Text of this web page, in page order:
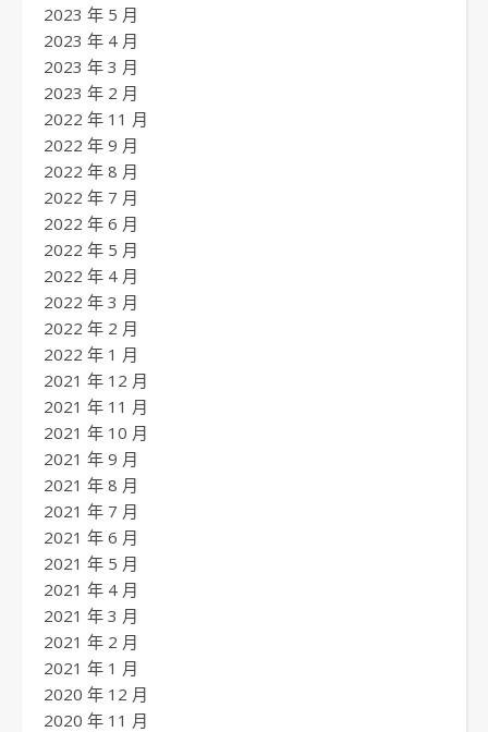
2023 年 5 月
2023 年 4 月
2023 年 3 月
2023 年 2 月
2022 年 11 月
2022 年 9 月
2022 年 8 月
2022 年 7 月
2022 年 6 月
2022 年 5 月
2022 年 4 月
2022 年 3 月
2022 年 2 月
2022 年 1 月
2021 年 12 月
2021 年 11 月
2021 年 10 月
2021 年 9 月
2021 年 8 月
2021 年 7 月
2021 年 6 月
2021 年 5 月
2021 年 4 月
2021 年 3 月
2021 年 2 月
2021 年 1 月
2020 年 12 月
2020 年 11 月